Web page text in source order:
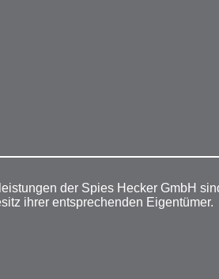
der Spies Hecker GmbH
ihrer entsprechenden Eigentümer.